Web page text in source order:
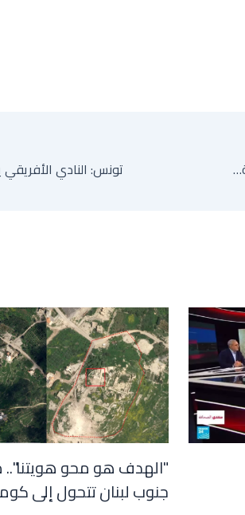
تداعيات الحرب في الشرق الأوسط: كلفة باهظة على فرنسا والصين تتحول نحو شمال أفريقيا لضمان الطاقة
"الهدف هو محو هويتنا"..
جنوب لبنان تتحول إلى